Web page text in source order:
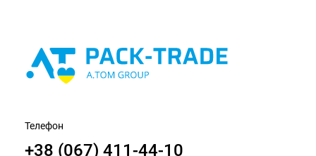
Телефон
+38 (067) 411-44-10